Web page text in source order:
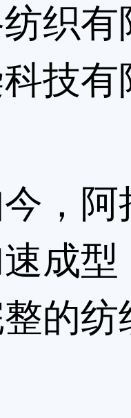
织
技
阿拉
成
的